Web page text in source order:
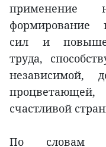
применение
формирование
сил и
труда,
независимой,
счастливой
По словам